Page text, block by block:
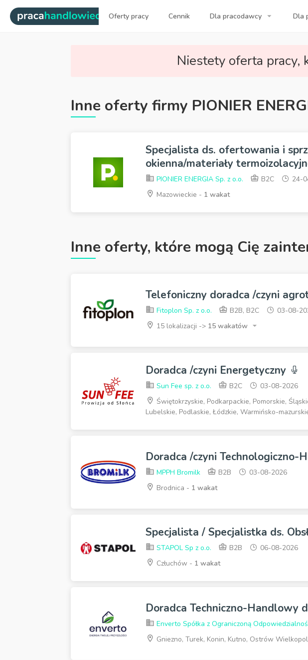
| Najlepsi ludzie sprzedaży dla Twojej firmy!
Oferty pracy Cennik Dla pracodawcy Dla
Niestety oferta pracy,
Inne oferty firmy PIONIER
Specjalista ds. ofertowania i
okienna/materiały
PIONIER ENERGIA Sp. z o.o. B2C
24-
Mazowieckie - 1 wakat
Inne oferty, które mogą Cię
Telefoniczny doradca /czyni
Fitoplon Sp. z o.o. B2B, B2C
03-08-
15 lokalizacji -> 15 wakatów
Doradca /czyni Energetyczny
Sun Fee sp. z o.o. B2C
03-08-2026
Świętokrzyskie, Podkarpackie, Pomorskie,
Lubelskie, Podlaskie, Łódzkie, Warmińsko-
Doradca /czyni Technologiczno-
MPPH Bromilk B2B
03-08-2026
Brodnica - 1 wakat
Specjalista / Specjalistka ds.
STAPOL Sp z o.o. B2B
06-08-2026
Człuchów - 1 wakat
Doradca Techniczno-Handlowy
Enverto Spółka z Ograniczoną
Gniezno, Turek, Konin, Kutno, Ostrów